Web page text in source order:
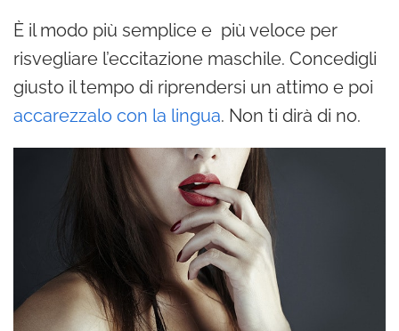
È il modo più semplice e più veloce per
risvegliare l’eccitazione maschile. Concedigli
giusto il tempo di riprendersi un attimo e poi
accarezzalo con la lingua. Non ti dirà di no.